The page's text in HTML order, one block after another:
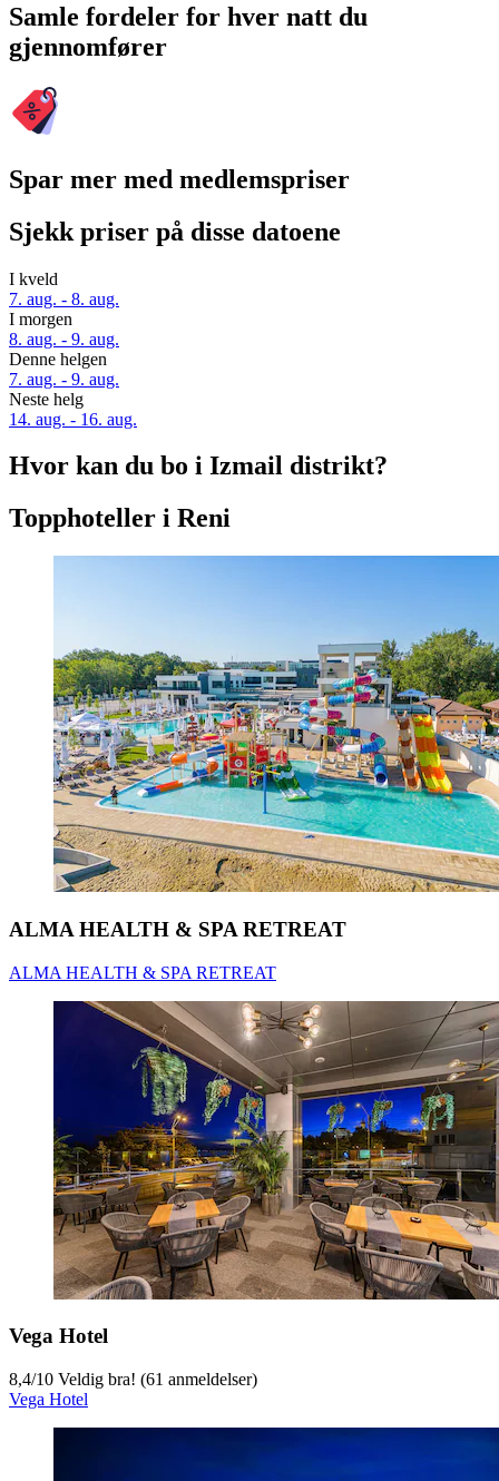
Samle fordeler for hver natt du
gjennomfører
Spar mer med medlemspriser
Sjekk priser på disse datoene
I kveld
7. aug. - 8. aug.
I morgen
8. aug. - 9. aug.
Denne helgen
7. aug. - 9. aug.
Neste helg
14. aug. - 16. aug.
Hvor kan du bo i Izmail distrikt?
Topphoteller i Reni
ALMA HEALTH & SPA RETREAT
ALMA HEALTH & SPA RETREAT
Vega Hotel
8,4/10 Veldig bra! (61 anmeldelser)
Vega Hotel